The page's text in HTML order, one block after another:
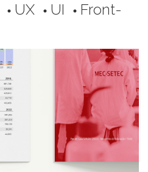
circle UX circle UI circle
Front-